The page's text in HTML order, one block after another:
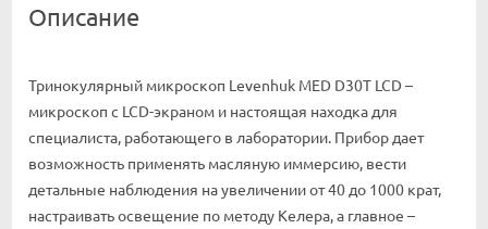
Описание
Тринокулярный микроскоп Levenhuk MED D30T LCD –
микроскоп с LCD-экраном и настоящая находка для
специалиста, работающего в лаборатории. Прибор дает
возможность применять масляную иммерсию, вести
детальные наблюдения на увеличении от 40 до 1000 крат,
настраивать освещение по методу Келера, а главное –